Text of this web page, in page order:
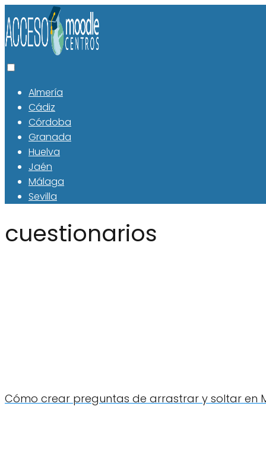
Almería
Cádiz
Córdoba
Granada
Huelva
Jaén
Málaga
Sevilla
cuestionarios
Cómo crear preguntas de arrastrar y soltar en